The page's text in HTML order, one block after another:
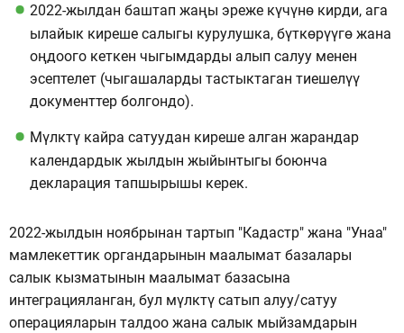
2022-жылдан баштап жаңы эреже күчүнө кирди, ага
ылайык киреше салыгы курулушка, бүткөрүүгө жана
оңдоого кеткен чыгымдарды алып салуу менен
эсептелет (чыгашаларды тастыктаган тиешелүү
документтер болгондо).
Мүлктү кайра сатуудан киреше алган жарандар
календардык жылдын жыйынтыгы боюнча
декларация тапшырышы керек.
2022-жылдын ноябрынан тартып "Кадастр" жана "Унаа"
мамлекеттик органдарынын маалымат базалары
салык кызматынын маалымат базасына
интеграцияланган, бул мүлктү сатып алуу/сатуу
операцияларын талдоо жана салык мыйзамдарын